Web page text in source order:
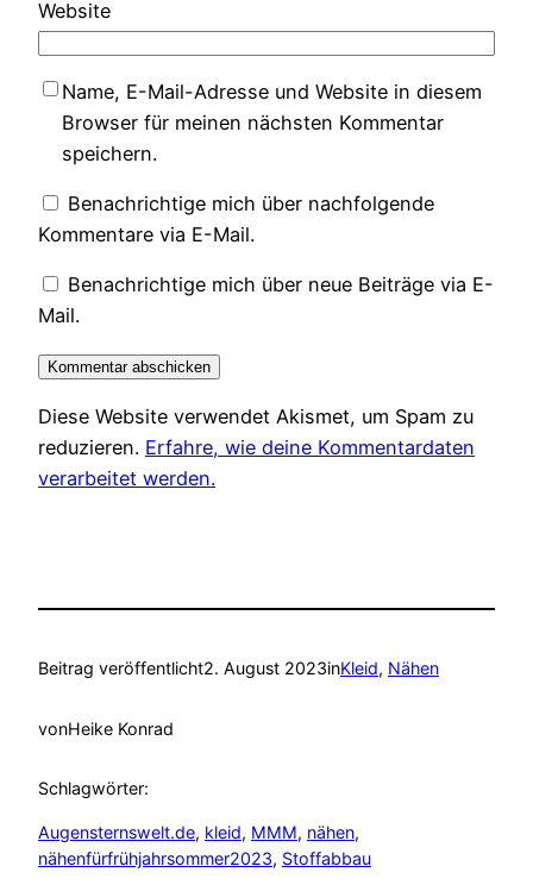
Website
Name, E-Mail-Adresse und Website in diesem
Browser für meinen nächsten Kommentar
speichern.
Benachrichtige mich über nachfolgende
Kommentare via E-Mail.
Benachrichtige mich über neue Beiträge via E-
Mail.
Diese Website verwendet Akismet, um Spam zu
reduzieren. Erfahre, wie deine Kommentardaten
verarbeitet werden.
Beitrag veröffentlicht2. August 2023inKleid, Nähen
vonHeike Konrad
Schlagwörter:
Augensternswelt.de, kleid, MMM, nähen
nähenfürfrühjahrsommer2023, Stoffabbau